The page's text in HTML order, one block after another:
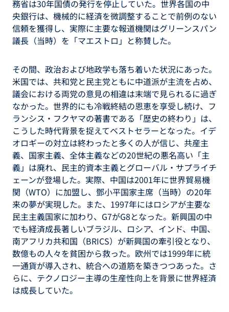
務省は30年国債の発行を停止していた。世界各国の中
央銀行は、機械的に経済を微調整することで前例のない
信頼を獲得し、実際に主要な報道機関はグリーンスパン
議長（当時）を「マエストロ」と称賛した。
その間、政治および地政学も落ち着いた状況にあった。
米国では、共和党と民主党ともに中道派が主流を占め、
議会における両党の意見の相違は末端で見られるに過ぎ
なかった。世界的にも冷戦終結の恩恵を享受し続け、フ
ランシス・フクヤマの著書である「歴史の終わり」は、
こうした時代背景を捉えてベストセラーとなった。イデ
オロギーの対立は終わったと多くの人が信じ、共産主
義、国家主義、全体主義などの20世紀の悪名高い「主
義」は廃れ、民主的資本主義とグローバル・サプライチ
ェーンが登場した。実際、中国は2001年に世界貿易機
関（WTO）に加盟し、鄧小平国家主席（当時）の20年
来の夢が実現した。また、1997年にはロシアが主要な
民主主義国家に加わり、G7がG8となった。新興国の中
でも経済成長著しいブラジル、ロシア、インド、中国、
南アフリカ共和国（BRICS）が新興国の牽引役となり、
数億もの人々を貧困から救った。欧州では1999年に統
一通貨が導入され、統合への道筋を築きつつあった。さ
らに、テクノロジー主導の生産性向上を背景に世界経済
は成長していた。